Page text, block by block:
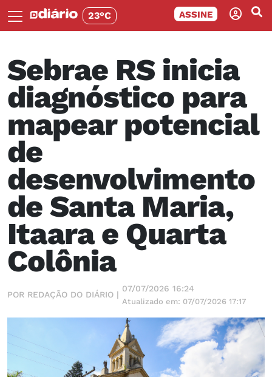
23°C ASSINE
Sebrae RS inicia
diagnóstico para
mapear potencial
de
desenvolvimento
de Santa Maria,
Itaara e Quarta
Colônia
POR REDAÇÃO DO DIÁRIO |
07/07/2026 16:24
Atualizado em: 07/07/2026 17:17